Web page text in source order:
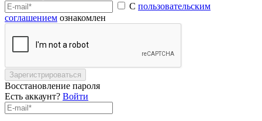
С пользовательским
соглашением ознакомлен
Зарегистрироваться
Восстановление пароля
Есть аккаунт? Войти